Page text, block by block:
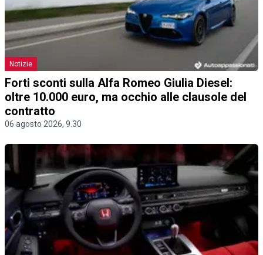
Notizie
Forti sconti sulla Alfa Romeo Giulia Diesel:
oltre 10.000 euro, ma occhio alle clausole del
contratto
06 agosto 2026, 9.30